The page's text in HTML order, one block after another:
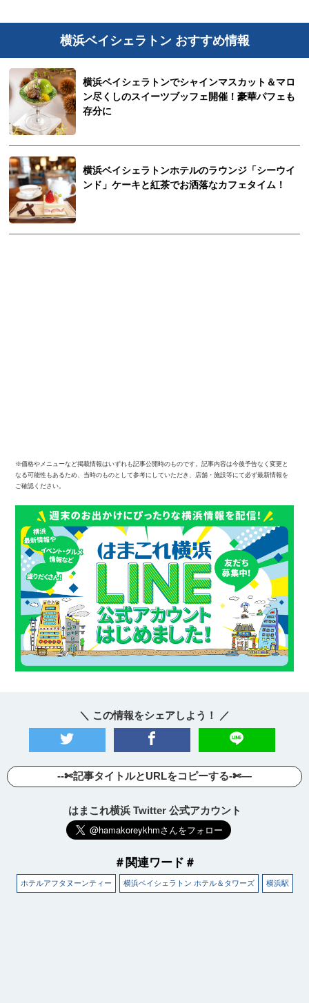
横浜ベイシェラトン おすすめ情報
横浜ベイシェラトンでシャインマスカット＆マロ
ン尽くしのスイーツブッフェ開催！豪華パフェも
存分に
横浜ベイシェラトンホテルのラウンジ「シーウイ
ンド」ケーキと紅茶でお洒落なカフェタイム！
※価格やメニューなど掲載情報はいずれも記事公開時のものです。記事内容は今後予告なく変更と
なる可能性もあるため、当時のものとして参考にしていただき、店舗・施設等にて必ず最新情報を
ご確認ください。
＼ この情報をシェアしよう！ ／
--✄記事タイトルとURLをコピーする-✄—
はまこれ横浜 Twitter 公式アカウント
＃関連ワード＃
ホテルアフタヌーンティー 横浜ベイシェラトン ホテル＆タワーズ 横浜駅